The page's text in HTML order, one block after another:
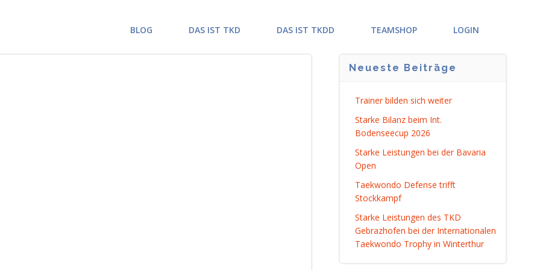
BLOG DAS IST TKD DAS IST TKDD TEAMSHOP LOGIN
Neueste Beiträge
Trainer bilden sich weiter
Starke Bilanz beim Int.
Bodenseecup 2026
Starke Leistungen bei der Bavaria
Open
Taekwondo Defense trifft
Stockkampf
Starke Leistungen des TKD
Gebrazhofen bei der Internationalen
Taekwondo Trophy in Winterthur